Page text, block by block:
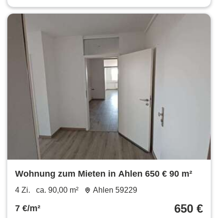
Wohnung zum Mieten in Ahlen 650 € 90 m²
4 Zi. ca. 90,00 m² Ahlen 59229
7 €/m² 650 €